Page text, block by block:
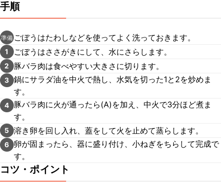
手順
準備 ごぼうはたわしなどを使ってよく洗っておきます。
1 ごぼうはささがきにして、水にさらします。
2 豚バラ肉は食べやすい大きさに切ります。
3 鍋にサラダ油を中火で熱し、水気を切った1と2を炒めま
す。
4
豚バラ肉に火が通ったら(A)を加え、中火で3分ほど煮ま
す。
5 溶き卵を回し入れ、蓋をして火を止めて蒸らします。
6
卵が固まったら、器に盛り付け、小ねぎをちらして完成で
す。
コツ・ポイント